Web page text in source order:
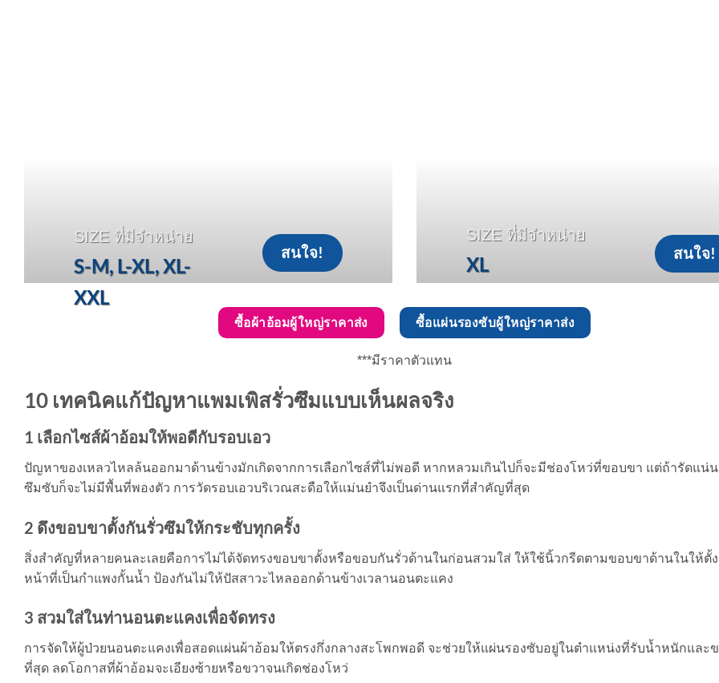
SIZE ที่มีจำหน่าย
S-M, L-XL, XL-
XXL
สนใจ!
SIZE ที่มีจำหน่าย
XL สนใจ!
ซื้อผ้าอ้อมผู้ใหญ่ราคาส่ง ซื้อแผ่นรองซับผู้ใหญ่ราคาส่ง
***มีราคาตัวแทน
10 เทคนิคแก้ปัญหาแพมเพิสรั่วซึมแบบเห็นผลจริง
1 เลือกไซส์ผ้าอ้อมให้พอดีกับรอบเอว
ปัญหาของเหลวไหลล้นออกมาด้านข้างมักเกิดจากการเลือกไซส์ที่ไม่พอดี หากหลวมเกินไปก็จะมีช่องโหว่ที่ขอบขา แต่ถ้ารัดแน่น
ซึมซับก็จะไม่มีพื้นที่พองตัว การวัดรอบเอวบริเวณสะดือให้แม่นยำจึงเป็นด่านแรกที่สำคัญที่สุด
2 ดึงขอบขาตั้งกันรั่วซึมให้กระชับทุกครั้ง
สิ่งสำคัญที่หลายคนละเลยคือการไม่ได้จัดทรงขอบขาตั้งหรือขอบกันรั่วด้านในก่อนสวมใส่ ให้ใช้นิ้วกรีดตามขอบขาด้านในให้ตั้
หน้าที่เป็นกำแพงกั้นน้ำ ป้องกันไม่ให้ปัสสาวะไหลออกด้านข้างเวลานอนตะแคง
3 สวมใส่ในท่านอนตะแคงเพื่อจัดทรง
การจัดให้ผู้ป่วยนอนตะแคงเพื่อสอดแผ่นผ้าอ้อมให้ตรงกึ่งกลางสะโพกพอดี จะช่วยให้แผ่นรองซับอยู่ในตำแหน่งที่รับน้ำหนักและข
ที่สุด ลดโอกาสที่ผ้าอ้อมจะเอียงซ้ายหรือขวาจนเกิดช่องโหว่